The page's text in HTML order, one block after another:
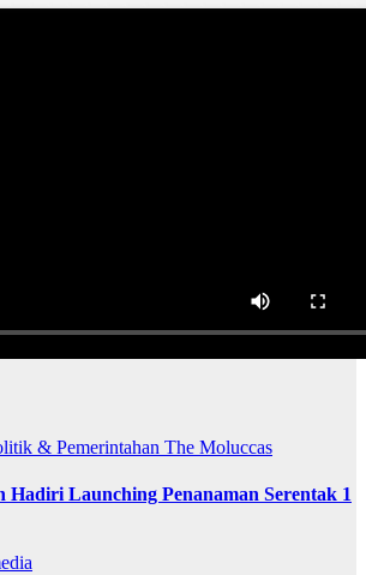
& Pemerintahan The Moluccas
Hadiri Launching Penanaman Serentak 1